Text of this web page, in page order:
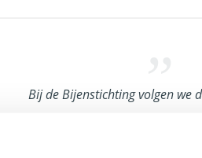
Bij de Bijenstichting volgen we